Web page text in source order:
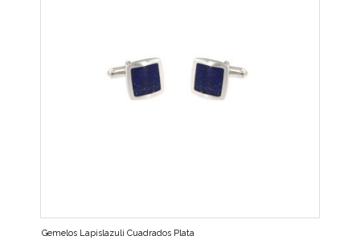
Gemelos Lapislazuli Cuadrados Plata